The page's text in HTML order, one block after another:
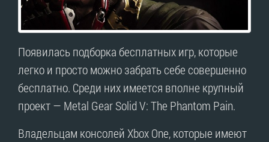
Появилась подборка бесплатных игр, которые
легко и просто можно забрать себе совершенно
бесплатно. Среди них имеется вполне крупный
проект — Metal Gear Solid V: The Phantom Pain.
Владельцам консолей Xbox One, которые имеют